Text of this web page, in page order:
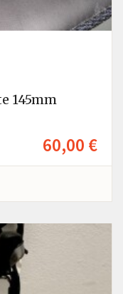
145mm
60,00 €